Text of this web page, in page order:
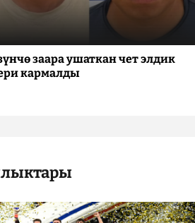
заара ушаткан чет элдик
кармалды